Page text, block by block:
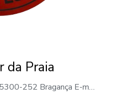
da Praia
Morada: R. Eduardo Faria 4, 5300-252 Bragança E-mail: geral@grupobardapraia.com Telemóvel: +351 933 999 495 ÁREAS DE NEGÓCIO Bar Restauração Serviços Grupo Bar da Praia O Grupo Bar da Praia, é uma empresa de restauração e bebidas sediada em Bragança. Fundada em 2014, a empresa dedica-se à exploração de cafés, bares e espaços de convívio, oferecendo…